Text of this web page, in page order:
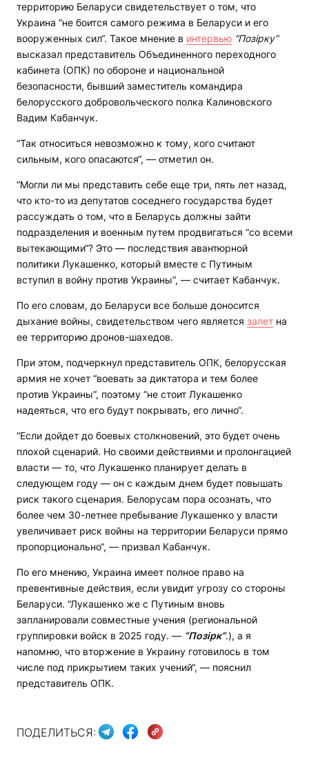
территорию Беларуси свидетельствует о том, что
Украина “не боится самого режима в Беларуси и его
вооруженных сил“. Такое мнение в интервью “Позірку“
высказал представитель Объединенного переходного
кабинета (ОПК) по обороне и национальной
безопасности, бывший заместитель командира
белорусского добровольческого полка Калиновского
Вадим Кабанчук.
“Так относиться невозможно к тому, кого считают
сильным, кого опасаются“, — отметил он.
“Могли ли мы представить себе еще три, пять лет назад,
что кто-то из депутатов соседнего государства будет
рассуждать о том, что в Беларусь должны зайти
подразделения и военным путем продвигаться “со всеми
вытекающими“? Это — последствия авантюрной
политики Лукашенко, который вместе с Путиным
вступил в войну против Украины“, — считает Кабанчук.
По его словам, до Беларуси все больше доносится
дыхание войны, свидетельством чего является залет на
ее территорию дронов-шахедов.
При этом, подчеркнул представитель ОПК, белорусская
армия не хочет “воевать за диктатора и тем более
против Украины“, поэтому “не стоит Лукашенко
надеяться, что его будут покрывать, его лично“.
“Если дойдет до боевых столкновений, это будет очень
плохой сценарий. Но своими действиями и пролонгацией
власти — то, что Лукашенко планирует делать в
следующем году — он с каждым днем будет повышать
риск такого сценария. Белорусам пора осознать, что
более чем 30-летнее пребывание Лукашенко у власти
увеличивает риск войны на территории Беларуси прямо
пропорционально“, — призвал Кабанчук.
По его мнению, Украина имеет полное право на
превентивные действия, если увидит угрозу со стороны
Беларуси. “Лукашенко же с Путиным вновь
запланировали совместные учения (региональной
группировки войск в 2025 году. — “Позірк”.), а я
напомню, что вторжение в Украину готовилось в том
числе под прикрытием таких учений“, — пояснил
представитель ОПК.
ПОДЕЛИТЬСЯ: